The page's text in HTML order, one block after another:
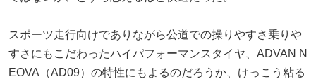
スポーツ走行向けでありながら公道での操りやすさ乗りや
すさにもこだわったハイパフォーマンスタイヤ、ADVAN N
EOVA（AD09）の特性にもよるのだろうか、けっこう粘る